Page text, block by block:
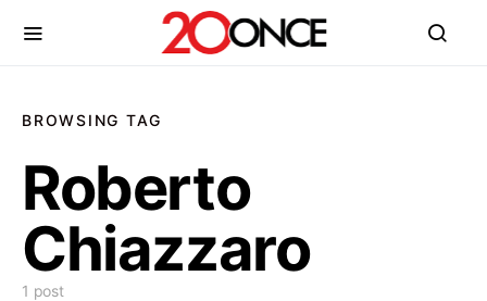
BROWSING TAG
Roberto
Chiazzaro
1 post